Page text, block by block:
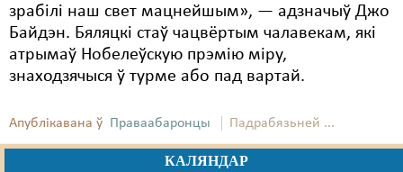
зрабілі наш свет мацнейшым», — адзначыў Джо
Байдэн. Бяляцкі стаў чацвёртым чалавекам, які
атрымаў Нобелеўскую прэмію міру,
знаходзячыся ў турме або пад вартай.
Апублікавана ў Праваабаронцы Падрабязьней ...
КАЛЯНДАР